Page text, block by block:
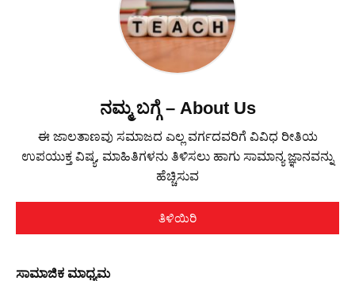
ನಮ್ಮ ಬಗ್ಗೆ – About Us
ಈ ಜಾಲತಾಣವು ಸಮಾಜದ ಎಲ್ಲ ವರ್ಗದವರಿಗೆ ವಿವಿಧ ರೀತಿಯ
ಉಪಯುಕ್ತ ವಿಷ್ಯ, ಮಾಹಿತಿಗಳನು ತಿಳಿಸಲು ಹಾಗು ಸಾಮಾನ್ಯ ಜ್ಞಾನವನ್ನು
ಹೆಚ್ಚಿಸುವ
ತಿಳಿಯಿರಿ
ಸಾಮಾಜಿಕ ಮಾಧ್ಯಮ